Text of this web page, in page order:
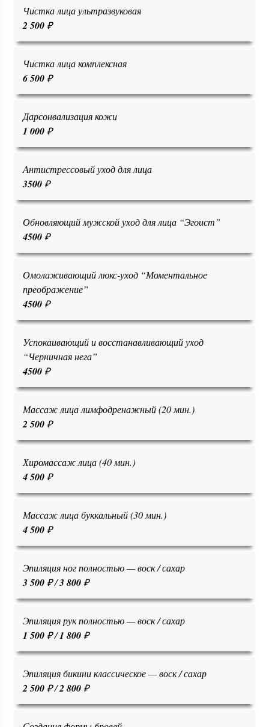
Чистка лица ультразвуковая
2 500₽
Чистка лица комплексная
6 500₽
Дарсонвализация кожи
1 000₽
Антистрессовый уход для лица
3500₽
Обновляющий мужской уход для лица “Эгоист”
4500₽
Омолаживающий люкс-уход “Моментальное
преображение”
4500₽
Успокаивающий и восстанавливающий уход
“Черничная нега”
4500₽
Массаж лица лимфодренажный (20 мин.)
2 500₽
Хиромассаж лица (40 мин.)
4 500₽
Массаж лица буккальный (30 мин.)
4 500₽
Эпиляция ног полностью — воск / сахар
3 500₽ /3 800₽
Эпиляция рук полностью — воск / сахар
1 500₽ /1 800₽
Эпиляция бикини классическое — воск / сахар
2 500₽ /2 800₽